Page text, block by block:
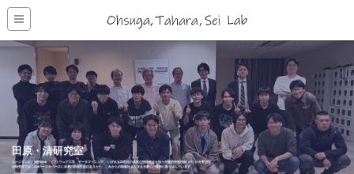
田原・清研究室
エージェント、知的Web、ソフトウェア工学、データマイニング 、いずれも21世紀の高度な情報社会を担う先進的情報技術（IT）の分野です
当研究室ではこの4テーマをベースに未来の情報社会のありかた、これからの情報社会を支える新しい技術に取り組んでいます